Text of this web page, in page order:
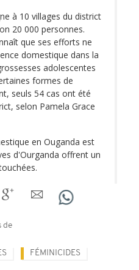
à 10 villages du district
20 000 personnes.
que ses efforts ne
domestique dans la
adolescentes
formes de
seuls 54 cas ont été
selon Pamela Grace
en Ouganda est
d'Ourganda offrent un
de
FÉMINICIDES